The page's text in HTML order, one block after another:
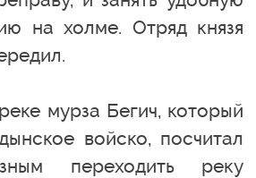
на холме. Отряд князя
мурза Бегич, который
войско, посчитал
переходить реку